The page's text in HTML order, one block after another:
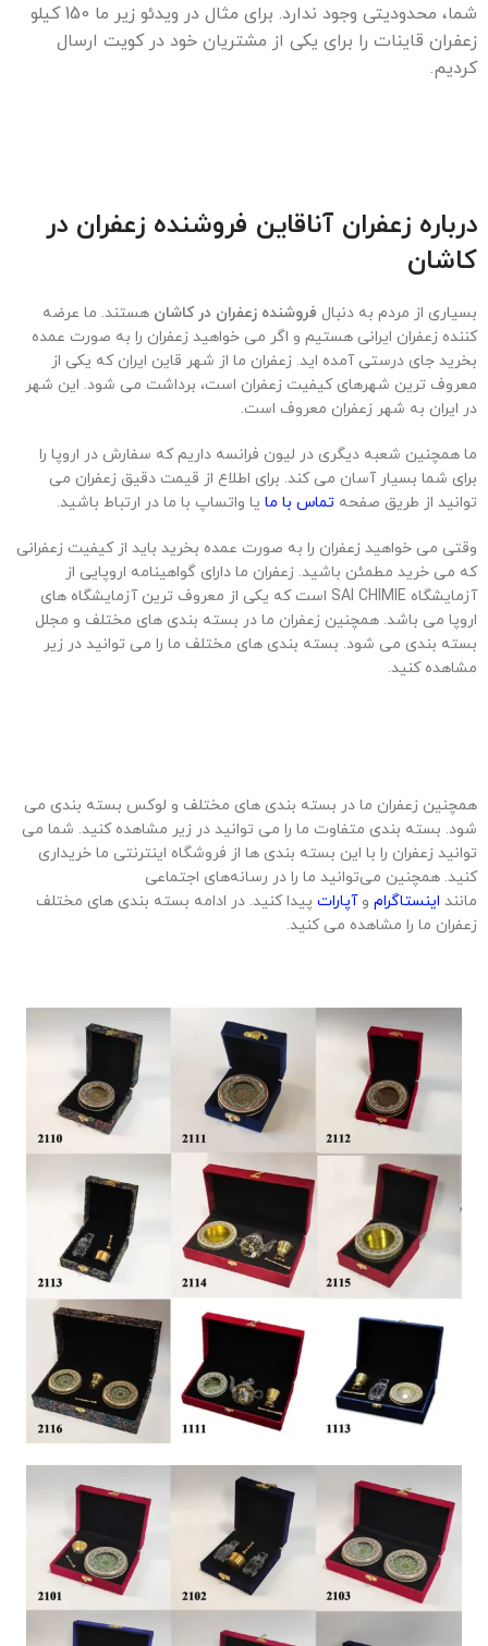
شما، محدودیتی وجود ندارد. برای مثال در ویدئو زیر ما 150 کیلو
زعفران قاینات را برای یکی از مشتریان خود در کویت ارسال
کردیم.
درباره زعفران آناقاین فروشنده زعفران در
کاشان
بسیاری از مردم به دنبال فروشنده زعفران در کاشان هستند. ما عرضه
کننده زعفران ایرانی هستیم و اگر می خواهید زعفران را به صورت عمده
بخرید جای درستی آمده اید. زعفران ما از شهر قاین ایران که یکی از
معروف ترین شهرهای کیفیت زعفران است، برداشت می شود. این شهر
در ایران به شهر زعفران معروف است.
ما همچنین شعبه دیگری در لیون فرانسه داریم که سفارش در اروپا را
برای شما بسیار آسان می کند. برای اطلاع از قیمت دقیق زعفران می
توانید از طریق صفحه تماس با ما یا واتساپ با ما در ارتباط باشید.
وقتی می خواهید زعفران را به صورت عمده بخرید باید از کیفیت زعفرانی
که می خرید مطمئن باشید. زعفران ما دارای گواهینامه اروپایی از
آزمایشگاه SAI CHIMIE است که یکی از معروف ترین آزمایشگاه های
اروپا می باشد. همچنین زعفران ما در بسته بندی های مختلف و مجلل
بسته بندی می شود. بسته بندی های مختلف ما را می توانید در زیر
مشاهده کنید.
همچنین زعفران ما در بسته بندی های مختلف و لوکس بسته بندی می
شود. بسته بندی متفاوت ما را می توانید در زیر مشاهده کنید. شما می
توانید زعفران را با این بسته بندی ها از فروشگاه اینترنتی ما خریداری
کنید. همچنین می‌توانید ما را در رسانه‌های اجتماعی
مانند اینستاگرام وآپارات پیدا کنید. در ادامه بسته بندی های مختلف
زعفران ما را مشاهده می کنید.